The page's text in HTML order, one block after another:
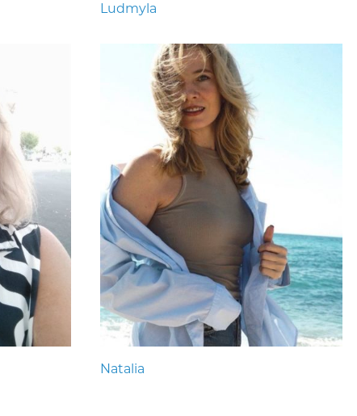
Ludmyla
Natalia